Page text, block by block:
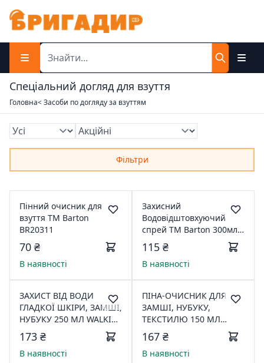
Спеціальний догляд для взуття
Головна< Засоби по догляду за взуттям
Фільтри
Пінний очисник для
взуття ТМ Barton
BR20311
70 ₴
В наявності
Захисний
Водовідштовхуючий
спрей ТМ Barton 300мл
20328
115 ₴
В наявності
ЗАХИСТ ВІД ВОДИ
ГЛАДКОЇ ШКІРИ, ЗАМШІ,
НУБУКУ 250 МЛ WALKIN
(12)
173 ₴
В наявності
ПІНА-ОЧИСНИК ДЛЯ
ЗАМШІ, НУБУКУ,
ТЕКСТИЛЮ 150 МЛ
WALKIN (12)
167 ₴
В наявності